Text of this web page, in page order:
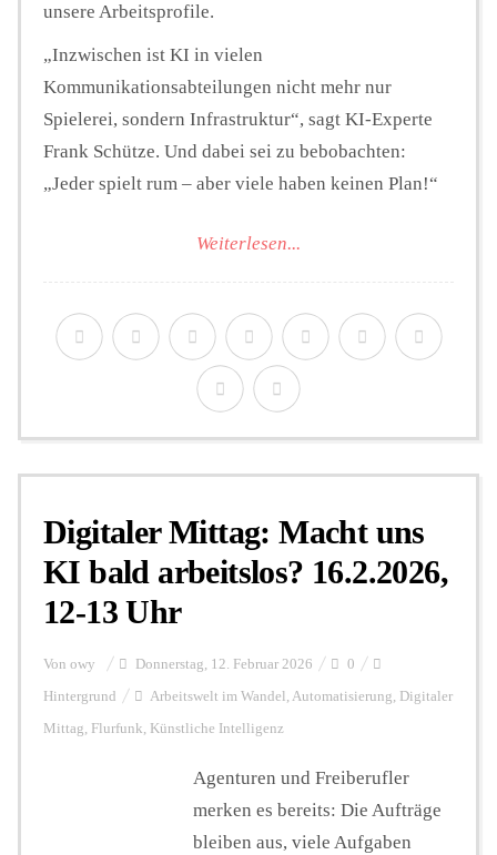
unsere Arbeitsprofile.
„Inzwischen ist KI in vielen
Kommunikationsabteilungen nicht mehr nur
Spielerei, sondern Infrastruktur“, sagt KI-Experte
Frank Schütze. Und dabei sei zu bebobachten:
„Jeder spielt rum – aber viele haben keinen Plan!“
Weiterlesen...
Digitaler Mittag: Macht uns
KI bald arbeitslos? 16.2.2026,
12-13 Uhr
Von owy Donnerstag, 12. Februar 2026 0
Hintergrund Arbeitswelt im Wandel , Automatisierung, Digitaler
Mittag, Flurfunk, Künstliche Intelligenz
Agenturen und Freiberufler
merken es bereits: Die Aufträge
bleiben aus, viele Aufgaben